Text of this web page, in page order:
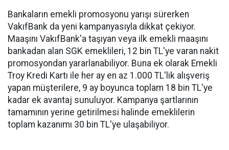
Bankaların emekli promosyonu yarışı sürerken
VakıfBank da yeni kampanyasıyla dikkat çekiyor.
Maaşını VakıfBank'a taşıyan veya ilk emekli maaşını
bankadan alan SGK emeklileri, 12 bin TL'ye varan nakit
promosyondan yararlanabiliyor. Buna ek olarak Emekli
Troy Kredi Kartı ile her ay en az 1.000 TL'lik alışveriş
yapan müşterilere, 9 ay boyunca toplam 18 bin TL'ye
kadar ek avantaj sunuluyor. Kampanya şartlarının
tamamının yerine getirilmesi halinde emeklilerin
toplam kazanımı 30 bin TL'ye ulaşabiliyor.